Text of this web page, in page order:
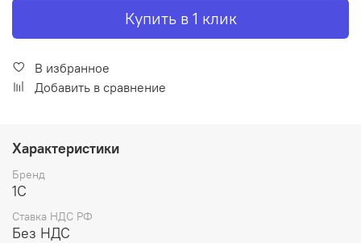
Купить в 1 клик
В избранное
Добавить в сравнение
Характеристики
Бренд
1С
Ставка НДС РФ
Без НДС